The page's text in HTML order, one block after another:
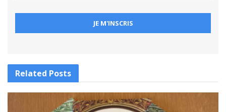
Related Posts